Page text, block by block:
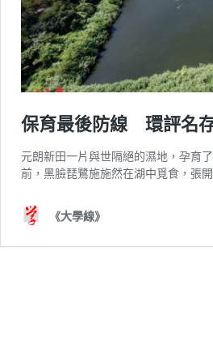
保育最後防線 環評名
元朗新田一片與世隔絕的濕地，孕育
前，黑臉琵鷺施施然在湖中覓食，張
《大學線》